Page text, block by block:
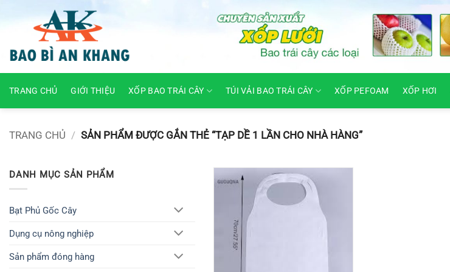
TRANG CHỦ GIỚI THIỆU XỐP BAO TRÁI CÂY TÚI VẢI BAO TRÁI CÂY XỐP PEFOAM XỐP HƠI
TRANG CHỦ / SẢN PHẨM ĐƯỢC GẮN THẺ “TẠP DỀ 1 LẦN CHO NHÀ HÀNG”
DANH MỤC SẢN PHẨM
Bạt Phủ Gốc Cây
Dụng cụ nông nghiệp
Sản phẩm đóng hàng